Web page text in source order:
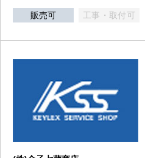
販売可 工事・取付可